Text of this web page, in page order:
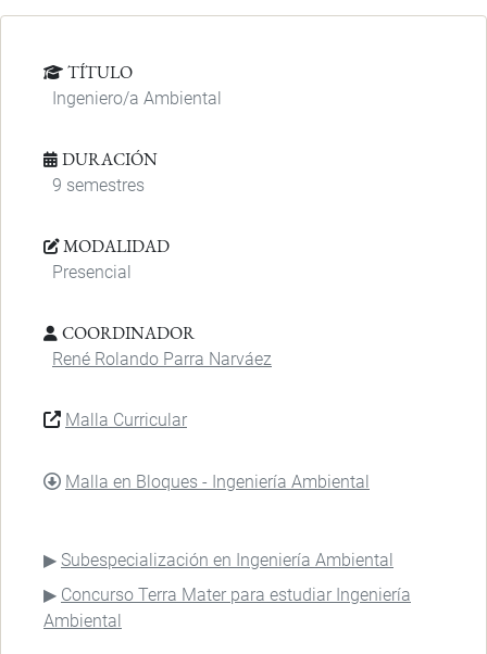
TÍTULO
Ingeniero/a Ambiental
DURACIÓN
9 semestres
MODALIDAD
Presencial
COORDINADOR
René Rolando Parra Narváez
Malla Curricular
DOCUMENTO
Malla en Bloques - Ingeniería Ambiental
Subespecialización en Ingeniería Ambiental
Concurso Terra Mater para estudiar Ingeniería
Ambiental